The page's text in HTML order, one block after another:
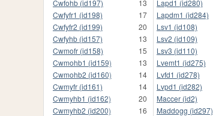
Cwfohb (id197)
13
Cwfyfr1 (id198)
17
Cwfyfr2 (id199)
20
Cwfyhb (id157)
13
Cwmofr (id158)
15
Cwmohb1 (id159)
13
Cwmohb2 (id160)
14
Cwmyfr (id161)
14
Cwmyhb1 (id162)
20
Cwmyhb2 (id200)
16
Lapd1 (id280)
Lapdm1 (id284)
Lsv1 (id108)
Lsv2 (id109)
Lsv3 (id110)
Lvemt1 (id275)
Lvfd1 (id278)
Lvpd1 (id282)
Maccer (id2)
Maddogg (id297)